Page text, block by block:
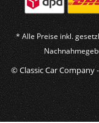
* Alle Preise inkl.
© Classic Car Company